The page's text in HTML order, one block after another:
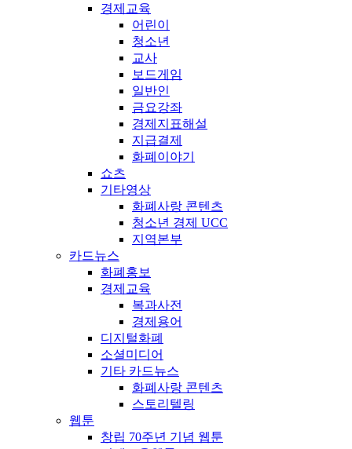
경제교육
어린이
청소년
교사
보드게임
일반인
금요강좌
경제지표해설
지급결제
화폐이야기
쇼츠
기타영상
화폐사랑 콘텐츠
청소년 경제 UCC
지역본부
카드뉴스
화폐홍보
경제교육
복과사전
경제용어
디지털화폐
소셜미디어
기타 카드뉴스
화폐사랑 콘텐츠
스토리텔링
웹툰
창립 70주년 기념 웹툰